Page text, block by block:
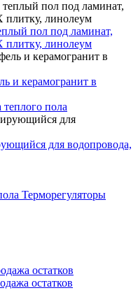
пол под ламинат,
линолеум
и керамогранит в
пола
для водопровода,
Терморегуляторы
остатков
остатков